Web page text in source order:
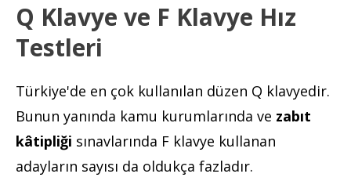
Q Klavye ve F Klavye Hız
Testleri
Türkiye'de en çok kullanılan düzen Q klavyedir.
Bunun yanında kamu kurumlarında ve zabıt
kâtipliği sınavlarında F klavye kullanan
adayların sayısı da oldukça fazladır.